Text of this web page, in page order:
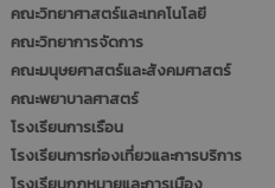
คณะวิทยาศาสตร์และเทคโนโลยี
คณะวิทยาการจัดการ
คณะมนุษยศาสตร์และสังคมศาสตร์
คณะพยาบาลศาสตร์
โรงเรียนการเรือน
โรงเรียนการท่องเที่ยวและการบริการ